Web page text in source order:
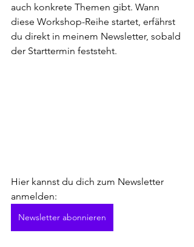
auch konkrete Themen gibt. Wann
diese Workshop-Reihe startet, erfährst
du direkt in meinem Newsletter, sobald
der Starttermin feststeht.
Hier kannst du dich zum Newsletter
anmelden:
Newsletter abonnieren